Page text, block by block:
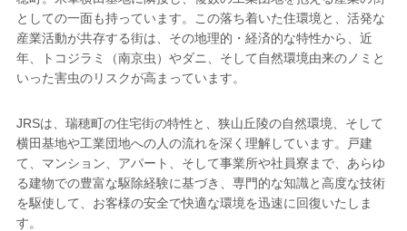
としての一面も持っています。この落ち着いた住環境と、活発な
産業活動が共存する街は、その地理的・経済的な特性から、近
年、トコジラミ（南京虫）やダニ、そして自然環境由来のノミと
いった害虫のリスクが高まっています。
JRSは、瑞穂町の住宅街の特性と、狭山丘陵の自然環境、そして
横田基地や工業団地への人の流れを深く理解しています。戸建
て、マンション、アパート、そして事業所や社員寮まで、あらゆ
る建物での豊富な駆除経験に基づき、専門的な知識と高度な技術
を駆使して、お客様の安全で快適な環境を迅速に回復いたしま
す。